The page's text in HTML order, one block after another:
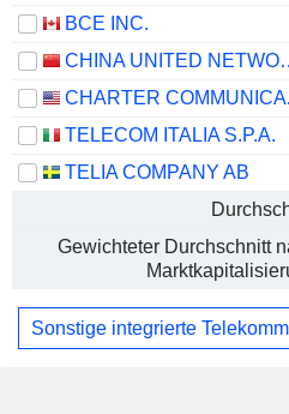
BCE INC.
CHINA UNITED
TELECOM ITALIA S.P.A.
TELIA COMPANY AB
Gewichteter Durchschnitt
Sonstige integrierte